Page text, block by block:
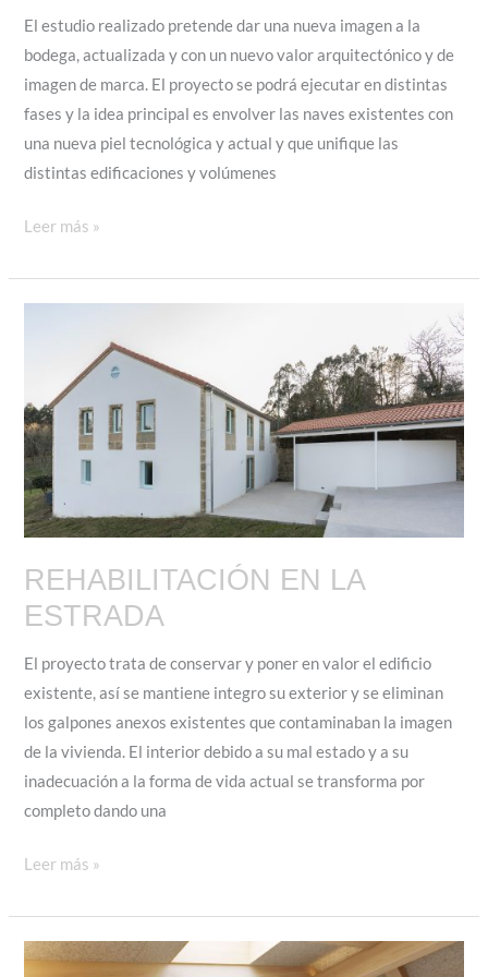
El estudio realizado pretende dar una nueva imagen a la
bodega, actualizada y con un nuevo valor arquitectónico y de
imagen de marca. El proyecto se podrá ejecutar en distintas
fases y la idea principal es envolver las naves existentes con
una nueva piel tecnológica y actual y que unifique las
distintas edificaciones y volúmenes
PROPUESTA
VIÑA
Leer más »
REHABILITACIÓN EN LA
ESTRADA
El proyecto trata de conservar y poner en valor el edificio
existente, así se mantiene integro su exterior y se eliminan
los galpones anexos existentes que contaminaban la imagen
de la vivienda. El interior debido a su mal estado y a su
inadecuación a la forma de vida actual se transforma por
completo dando una
REHABILITACIÓN
LA
ESTRADA
Leer más »